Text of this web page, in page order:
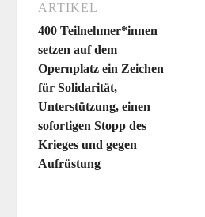
ARTIKEL
400 Teilnehmer*innen
setzen auf dem
Opernplatz ein Zeichen
für Solidarität,
Unterstützung, einen
sofortigen Stopp des
Krieges und gegen
Aufrüstung